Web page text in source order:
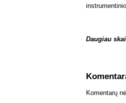
Daugiau
Komentarų